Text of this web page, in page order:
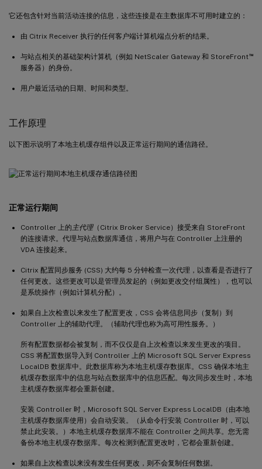
它还包含针对当前活动连接的信息，这些连接是在主数据库不可用时建立的：
由 Citrix Receiver 执行的任何客户端计算机端点分析的结果。
与站点相关的基础架构计算机（例如 NetScaler Gateway 和 StoreFront™
服务器）的身份。
用户最近活动的日期、时间和类型。
工作原理
以下图示说明了本地主机缓存组件以及正常运行期间的通信路径。
正常运行期间
Controller 上的 主代理（Citrix Broker Service）接受来自 StoreFront
的连接请求。代理与站点数据库通信，将用户与在 Controller 上注册的
VDA 连接起来。
Citrix 配置同步服务 (CSS) 大约每 5 分钟检查一次代理，以查看是否进行了
任何更改。这些更改可以是管理员发起的（例如更改交付组属性），也可以
是系统操作（例如计算机分配）。
如果自上次检查以来发生了配置更改，CSS 会将信息同步（复制）到
Controller 上的辅助代理。（辅助代理也称为高可用性服务。）
所有配置数据都会被复制，而不仅仅是自上次检查以来发生更改的项目。
CSS 将配置数据导入到 Controller 上的 Microsoft SQL Server Express
LocalDB 数据库中。此数据库称为本地主机缓存数据库。CSS 确保本地主
机缓存数据库中的信息与站点数据库中的信息匹配。每次同步发生时，本地
主机缓存数据库都会重新创建。
安装 Controller 时，Microsoft SQL Server Express LocalDB（由本地
主机缓存数据库使用）会自动安装。（从命令行安装 Controller 时，可以
禁止此安装。）本地主机缓存数据库不能在 Controller 之间共享。您无需
备份本地主机缓存数据库。每次检测到配置更改时，它都会重新创建。
如果自上次检查以来没有发生任何更改，则不会复制任何数据。